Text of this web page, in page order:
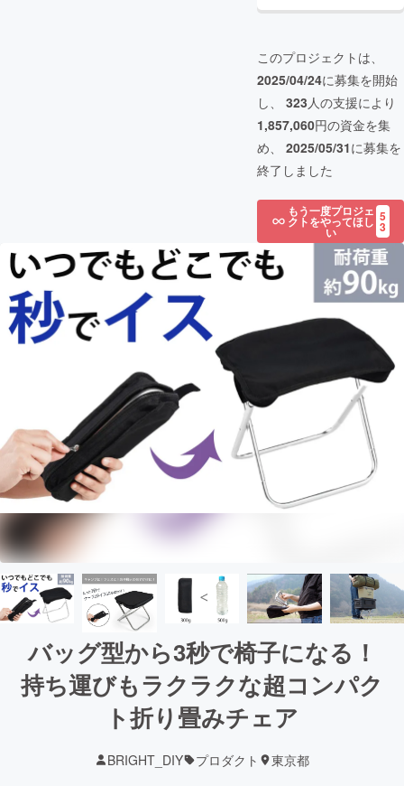
このプロジェクトは、
2025/04/24に募集を開始
し、 323人の支援により
1,857,060円の資金を集
め、 2025/05/31に募集を
終了しました
もう一度プロジェ
クトをやってほし
い
5
3
バッグ型から3秒で椅子になる！
持ち運びもラクラクな超コンパク
ト折り畳みチェア
BRIGHT_DIY プロダクト 東京都